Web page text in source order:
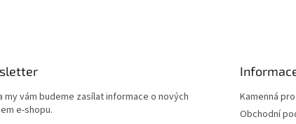
my vám budeme zasílat informace o nových
e-shopu.
Kamenná
Obchodní